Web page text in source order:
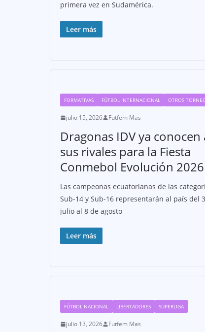
primera vez en Sudamérica.
Leer más
FORMATIVAS FÚTBOL INTERNACIONAL OTROS
julio 15, 2026 Futfem Mas
Dragonas IDV ya conocen
sus rivales para la Fiesta
Conmebol Evolución 2026
Las campeonas ecuatorianas de las
Sub-14 y Sub-16 representarán al país del
julio al 8 de agosto
Leer más
FÚTBOL NACIONAL LIBERTADORES SUPERLIGA
julio 13, 2026 Futfem Mas